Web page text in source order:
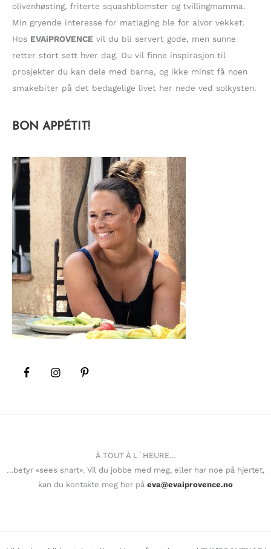
olivenhøsting, friterte squashblomster og tvillingmamma.
Min gryende interesse for matlaging ble for alvor vekket.
Hos EVAiPROVENCE vil du bli servert gode, men sunne
retter stort sett hver dag. Du vil finne inspirasjon til
prosjekter du kan dele med barna, og ikke minst få noen
smakebiter på det bedagelige livet her nede ved solkysten.
BON APPÉTIT!
À TOUT À L´HEURE…
…betyr «sees snart». Vil du jobbe med meg, eller har noe på hjertet,
kan du kontakte meg her på eva@evaiprovence.no